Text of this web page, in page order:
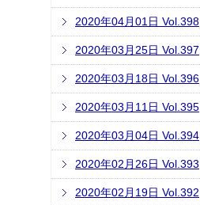
2020年04月01日 Vol.398
2020年03月25日 Vol.397
2020年03月18日 Vol.396
2020年03月11日 Vol.395
2020年03月04日 Vol.394
2020年02月26日 Vol.393
2020年02月19日 Vol.392